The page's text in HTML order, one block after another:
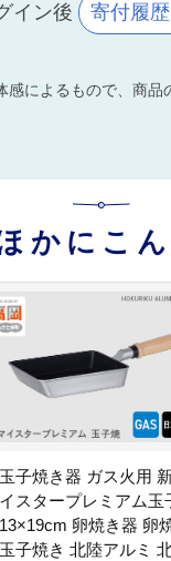
イン後 寄付履歴
によるもので、商品
かにこ
玉子焼き器 ガス火用
イスタープレミアム玉
13×19cm 卵焼き器 卵
玉子焼き 北陸アルミ